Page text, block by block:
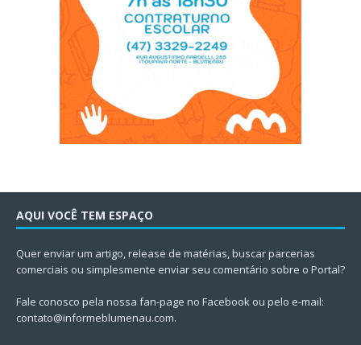
AQUI VOCÊ TEM ESPAÇO
Quer enviar um artigo, release de matérias, buscar parcerias
comerciais ou simplesmente enviar seu comentário sobre o Portal?
Fale conosco pela nossa fan-page no Facebook ou pelo e-mail:
contato@informeblumenau.com.